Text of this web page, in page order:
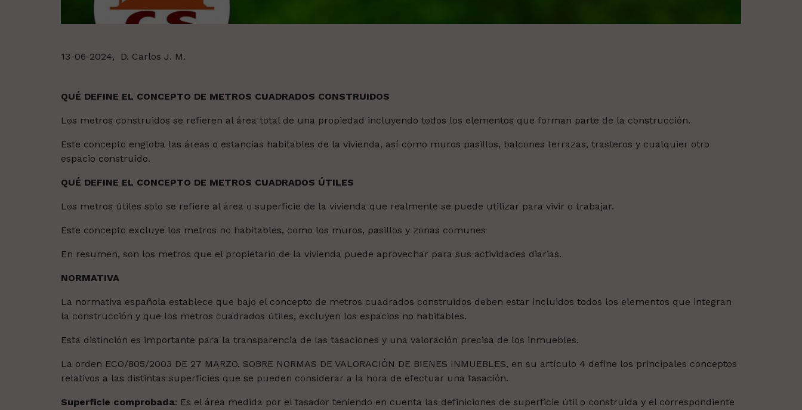
13-06-2024, D. Carlos J. M.
QUÉ DEFINE EL CONCEPTO DE METROS CUADRADOS CONSTRUIDOS
Los metros construidos se refieren al área total de una propiedad incluyendo todos los elementos que forman parte de la construcción.
Este concepto engloba las áreas o estancias habitables de la vivienda, así como muros pasillos, balcones terrazas, trasteros y cualquier otro
espacio construido.
QUÉ DEFINE EL CONCEPTO DE METROS CUADRADOS ÚTILES
Los metros útiles solo se refiere al área o superficie de la vivienda que realmente se puede utilizar para vivir o trabajar.
Este concepto excluye los metros no habitables, como los muros, pasillos y zonas comunes
En resumen, son los metros que el propietario de la vivienda puede aprovechar para sus actividades diarias.
NORMATIVA
La normativa española establece que bajo el concepto de metros cuadrados construidos deben estar incluidos todos los elementos que integran
la construcción y que los metros cuadrados útiles, excluyen los espacios no habitables.
Esta distinción es importante para la transparencia de las tasaciones y una valoración precisa de los inmuebles.
La orden ECO/805/2003 DE 27 MARZO, SOBRE NORMAS DE VALORACIÓN DE BIENES INMUEBLES, en su artículo 4 define los principales conceptos
relativos a las distintas superficies que se pueden considerar a la hora de efectuar una tasación.
Superficie comprobada: Es el área medida por el tasador teniendo en cuenta las definiciones de superficie útil o construida y el correspondiente